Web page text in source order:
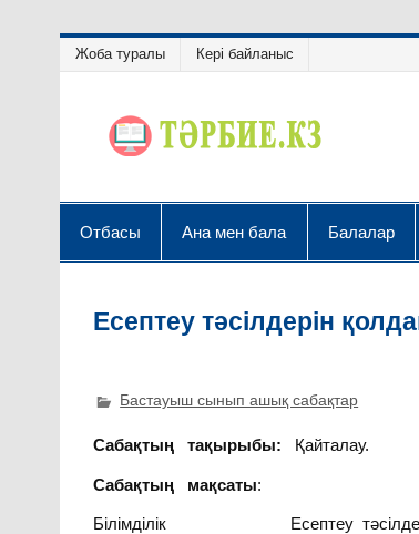
Жоба туралы Кері байланыс
Отбасы Ана мен бала Балалар
Есептеу тәсілдерін
Бастауыш сынып ашық сабақтар
Сабақтың тақырыбы:
Сабақтың мақсаты:
Білімділік Есептеу тәсілдерін